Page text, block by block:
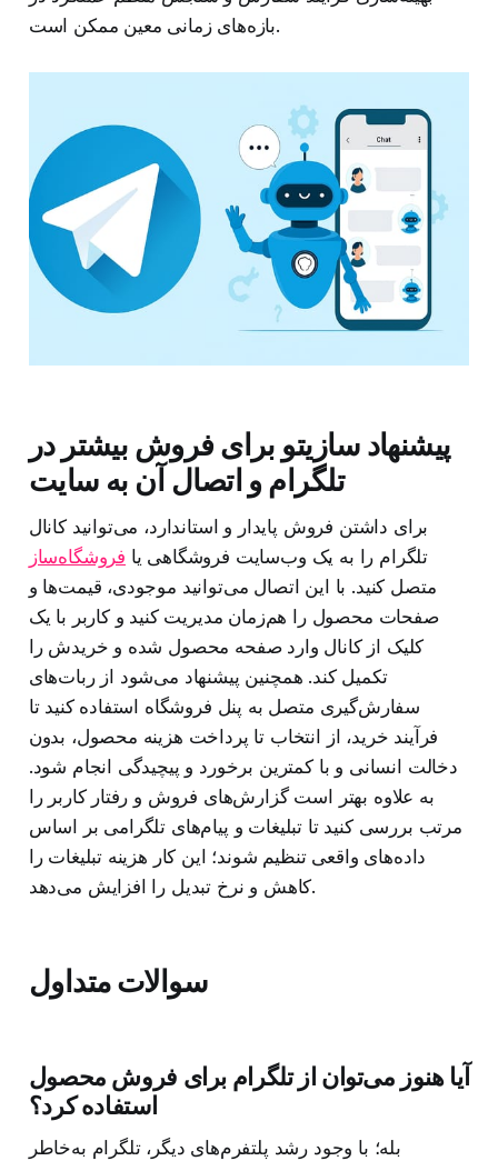
بازه‌های زمانی معین ممکن است.
پیشنهاد سازیتو برای فروش بیشتر در
تلگرام و اتصال آن به سایت
برای داشتن فروش پایدار و استاندارد، می‌توانید کانال
تلگرام را به یک وب‌سایت فروشگاهی یا فروشگاه‌ساز
متصل کنید. با این اتصال می‌توانید موجودی، قیمت‌ها و
صفحات محصول را هم‌زمان مدیریت کنید و کاربر با یک
کلیک از کانال وارد صفحه محصول شده و خریدش را
تکمیل کند. همچنین پیشنهاد می‌شود از ربات‌های
سفارش‌گیری متصل به پنل فروشگاه استفاده کنید تا
فرآیند خرید، از انتخاب تا پرداخت هزینه محصول، بدون
دخالت انسانی و با کمترین برخورد و پیچیدگی انجام شود.
به علاوه بهتر است گزارش‌های فروش و رفتار کاربر را
مرتب بررسی کنید تا تبلیغات و پیام‌های تلگرامی بر اساس
داده‌های واقعی تنظیم شوند؛ این کار هزینه تبلیغات را
کاهش و نرخ تبدیل را افزایش می‌دهد.
سوالات متداول
آیا هنوز می‌توان از تلگرام برای فروش محصول
استفاده کرد؟
بله؛ با وجود رشد پلتفرم‌های دیگر، تلگرام به‌خاطر